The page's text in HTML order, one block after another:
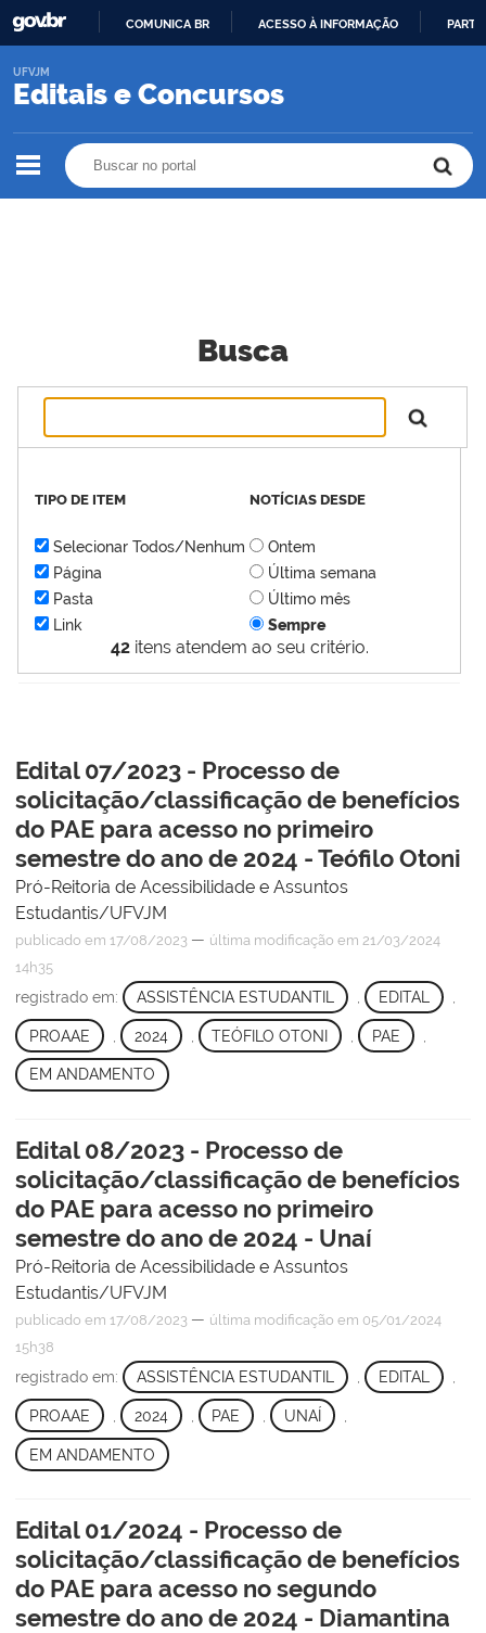
O
COMUNICA BR ACESSO À INFORMAÇÃO
Editais e Concursos
UFVJM
Busca
42itens atendem ao seu critério.
TIPO DE ITEM
Selecionar Todos/Nenhum
Página
Pasta
Link
NOTÍCIAS DESDE
Ontem
Última semana
Último mês
Sempre
Edital 07/2023 - Processo de
solicitação/classificação de benefícios
do PAE para acesso no primeiro
semestre do ano de 2024 - Teófilo Otoni
Pró-Reitoria de Acessibilidade e Assuntos
Estudantis/UFVJM
publicado em 17/08/2023 — última modificação em 21/03/2024
14h35
registrado em: ASSISTÊNCIA ESTUDANTIL EDITAL
PROAAE 2024 TEÓFILO OTONI , PAE
EM ANDAMENTO
Edital 08/2023 - Processo de
solicitação/classificação de benefícios
do PAE para acesso no primeiro
semestre do ano de 2024 - Unaí
Pró-Reitoria de Acessibilidade e Assuntos
Estudantis/UFVJM
publicado em 17/08/2023 — última modificação em 05/01/2024
15h38
registrado em: ASSISTÊNCIA ESTUDANTIL EDITAL
PROAAE 2024 PAE , UNAÍ
EM ANDAMENTO
Edital 01/2024 - Processo de
solicitação/classificação de benefícios
do PAE para acesso no segundo
semestre do ano de 2024 - Diamantina